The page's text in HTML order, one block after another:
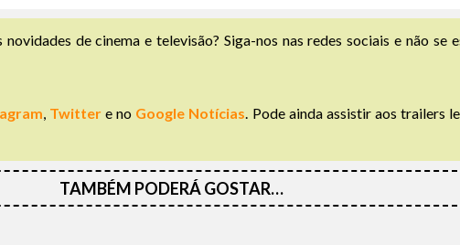
de cinema e televisão? Siga-nos nas redes sociais e não se
Twittere no Google Notícias . Pode ainda assistir aos trailers
TAMBÉM PODERÁ GOSTAR…